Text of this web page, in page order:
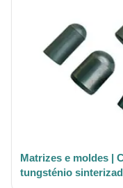
Matrizes e moldes |
tungsténio